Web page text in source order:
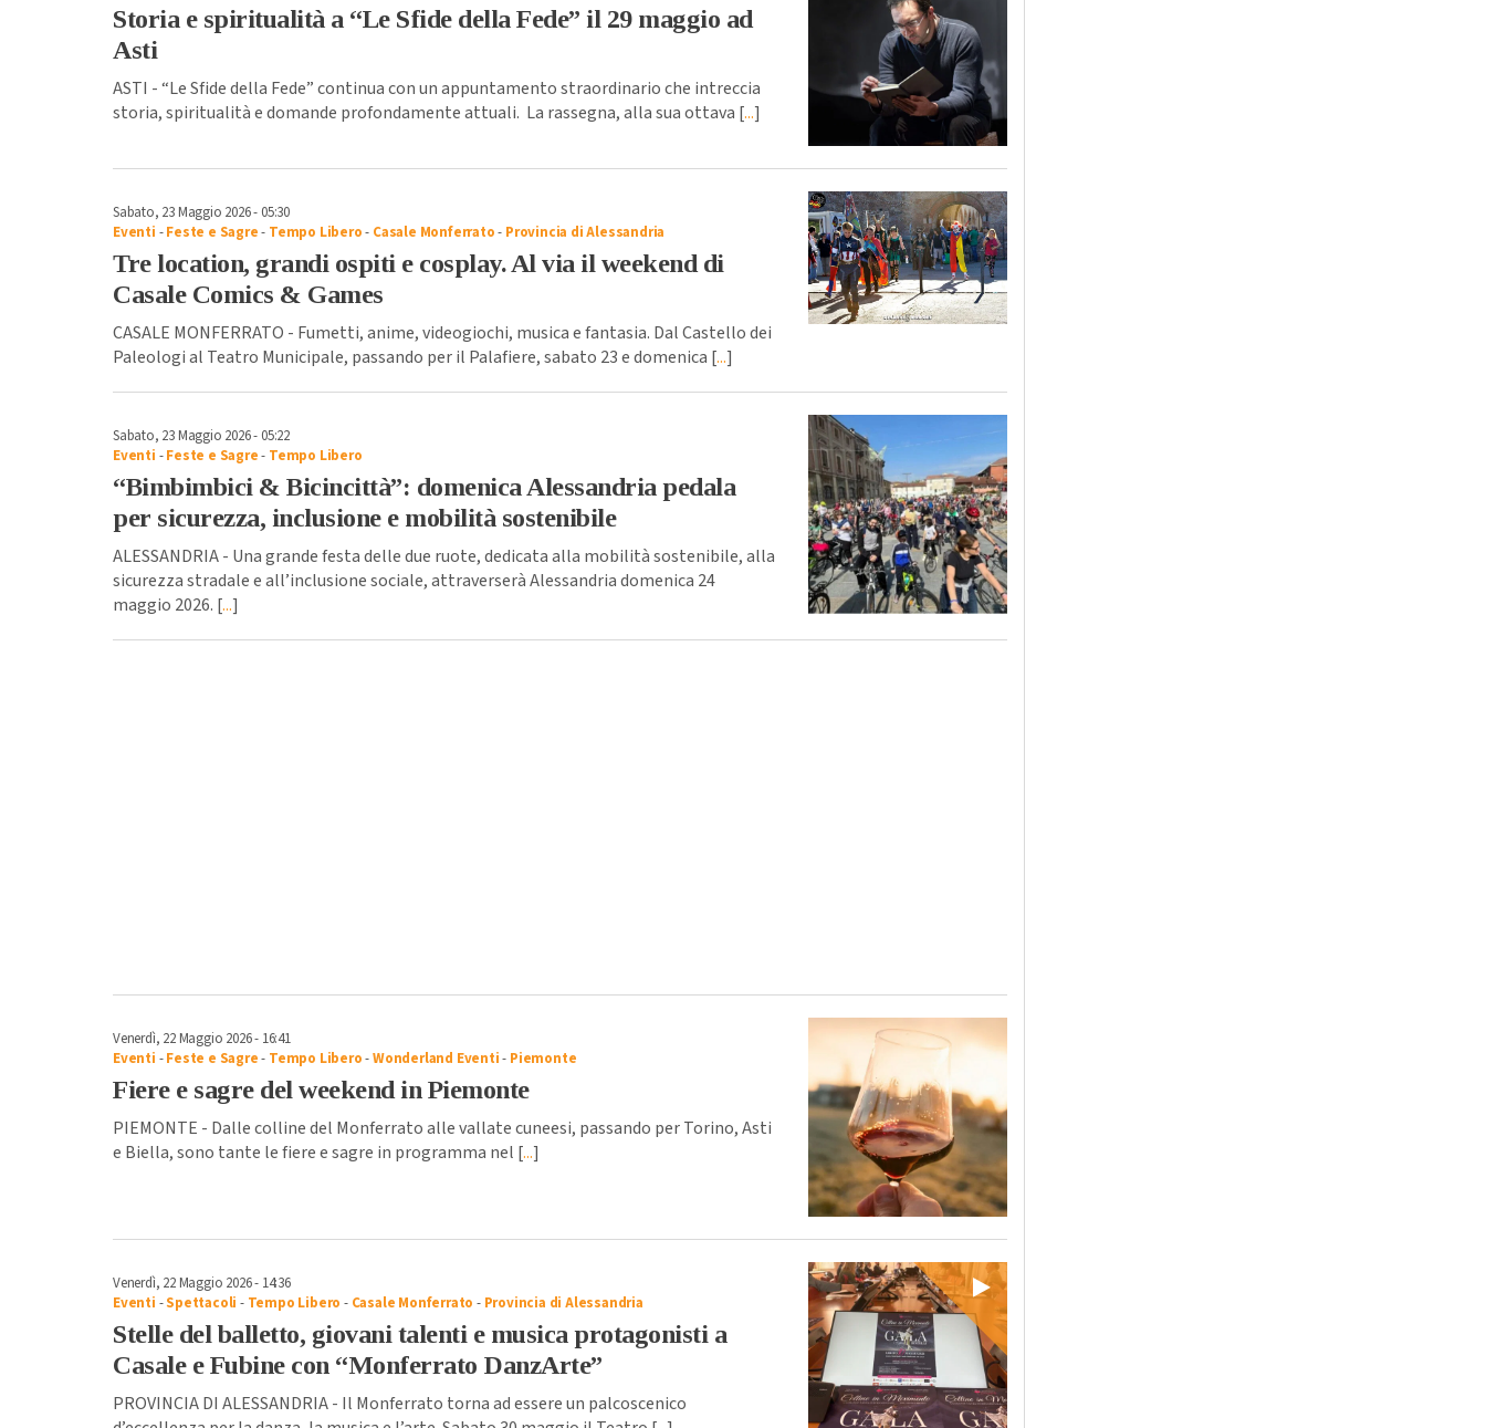
Storia e spiritualità a “Le Sfide della Fede” il 29 maggio ad
Asti
ASTI - “Le Sfide della Fede” continua con un appuntamento straordinario che intreccia
storia, spiritualità e domande profondamente attuali. La rassegna, alla sua ottava [...]
Sabato, 23 Maggio 2026 - 05:30
Eventi -Feste e Sagre- Tempo Libero- Casale Monferrato- Provincia di Alessandria
Tre location, grandi ospiti e cosplay. Al via il weekend di
Casale Comics & Games
CASALE MONFERRATO - Fumetti, anime, videogiochi, musica e fantasia. Dal Castello dei
Paleologi al Teatro Municipale, passando per il Palafiere, sabato 23 e domenica [...]
Sabato, 23 Maggio 2026 - 05:22
Eventi -Feste e Sagre- Tempo Libero
“Bimbimbici & Bicincittà”: domenica Alessandria pedala
per sicurezza, inclusione e mobilità sostenibile
ALESSANDRIA - Una grande festa delle due ruote, dedicata alla mobilità sostenibile, alla
sicurezza stradale e all’inclusione sociale, attraverserà Alessandria domenica 24
maggio 2026. [...]
Venerdì, 22 Maggio 2026 - 16:41
Eventi -Feste e Sagre- Tempo Libero-Wonderland Eventi- Piemonte
Fiere e sagre del weekend in Piemonte
PIEMONTE - Dalle colline del Monferrato alle vallate cuneesi, passando per Torino, Asti
e Biella, sono tante le fiere e sagre in programma nel [...]
Venerdì, 22 Maggio 2026 - 14:36
Eventi -Spettacoli - Tempo Libero - Casale Monferrato - Provincia di Alessandria
Stelle del balletto, giovani talenti e musica protagonisti a
Casale e Fubine con “Monferrato DanzArte”
PROVINCIA DI ALESSANDRIA - Il Monferrato torna ad essere un palcoscenico